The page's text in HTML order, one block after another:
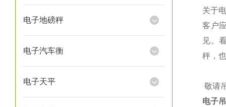
电子地磅秤
电子汽车衡
电子天平
关于
客户
见。
秤，
敬请
电子